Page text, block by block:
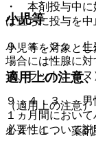
小児等
小児等を対象と
適用上の注意
（適用上の注意）
１４．１． 薬剤
・ 本剤投与中に
は直ちに投与を中
９．４．２． 生
場合には性腺に
ス、ラット、イヌ
９．４．３． 男
１ヵ月間におい
必要性について説